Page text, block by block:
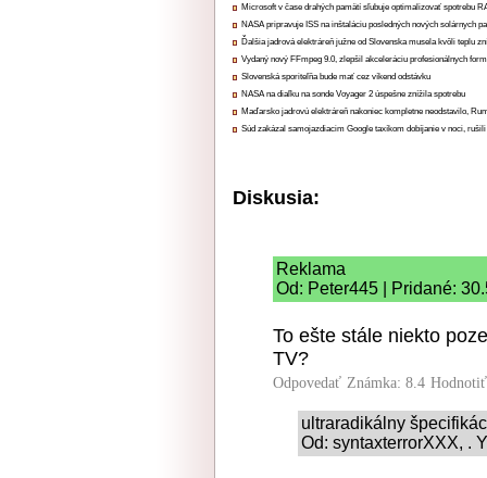
Microsoft v čase drahých pamätí sľubuje optimalizovať spotrebu
NASA pripravuje ISS na inštaláciu posledných nových solárnych
Ďalšia jadrová elektráreň južne od Slovenska musela kvôli teplu
Vydaný nový FFmpeg 9.0, zlepšil akceleráciu profesionálnych
Slovenská sporiteľňa bude mať cez víkend odstávku
NASA na diaľku na sonde Voyager 2 úspešne znížila spotrebu
Maďarsko jadrovú elektráreň nakoniec kompletne neodstavilo,
Súd zakázal samojazdiacim Google taxíkom dobíjanie v noci,
Diskusia:
Reklama
Od: Peter445 | Pridané:
To ešte stále niekto
TV?
Odpovedať Známka: 8.4
ultraradikálny
Od: syntaxterrorXXX, .